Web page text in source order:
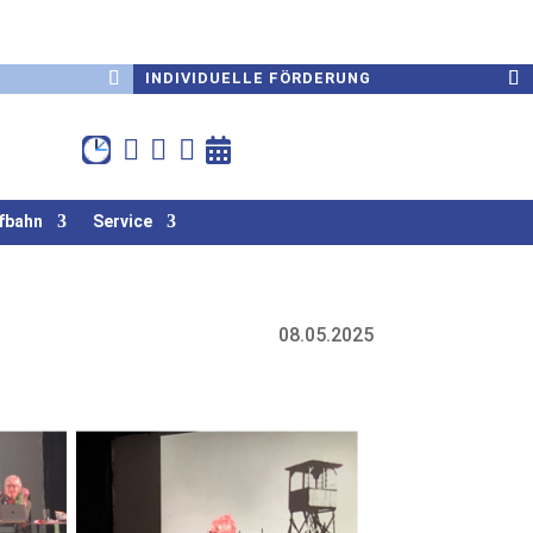
INDIVIDUELLE FÖRDERUNG
   
Service
08.05.2025